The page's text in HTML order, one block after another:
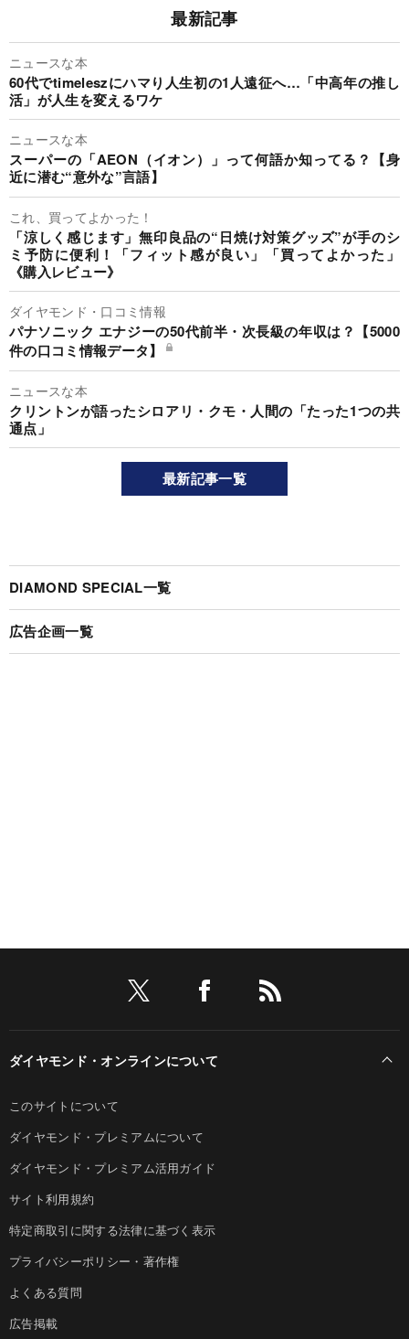
最新記事
ニュースな本
60代でtimeleszにハマり人生初の1人遠征へ…「中高年の推し
活」が人生を変えるワケ
ニュースな本
スーパーの「AEON（イオン）」って何語か知ってる？【身
近に潜む“意外な”言語】
これ、買ってよかった！
「涼しく感じます」無印良品の“日焼け対策グッズ”が手のシ
ミ予防に便利！「フィット感が良い」「買ってよかった」
《購入レビュー》
ダイヤモンド・口コミ情報
パナソニック エナジーの50代前半・次長級の年収は？【5000
件の口コミ情報データ】
ニュースな本
クリントンが語ったシロアリ・クモ・人間の「たった1つの共
通点」
最新記事一覧
DIAMOND SPECIAL一覧
広告企画一覧
ダイヤモンド・オンラインについて
このサイトについて
ダイヤモンド・プレミアムについて
ダイヤモンド・プレミアム活用ガイド
サイト利用規約
特定商取引に関する法律に基づく表示
プライバシーポリシー・著作権
よくある質問
広告掲載